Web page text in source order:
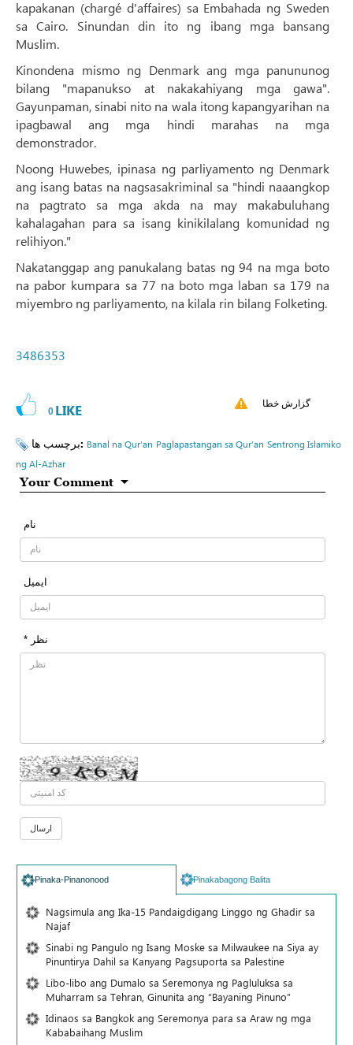
kapakanan (chargé d'affaires) sa Embahada ng Sweden
sa Cairo. Sinundan din ito ng ibang mga bansang
Muslim.
Kinondena mismo ng Denmark ang mga panununog
bilang "mapanukso at nakakahiyang mga gawa".
Gayunpaman, sinabi nito na wala itong kapangyarihan na
ipagbawal ang mga hindi marahas na mga
demonstrador.
Noong Huwebes, ipinasa ng parliyamento ng Denmark
ang isang batas na nagsasakriminal sa "hindi naaangkop
na pagtrato sa mga akda na may makabuluhang
kahalagahan para sa isang kinikilalang komunidad ng
relihiyon."
Nakatanggap ang panukalang batas ng 94 na mga boto
na pabor kumpara sa 77 na boto mga laban sa 179 na
miyembro ng parliyamento, na kilala rin bilang Folketing.
3486353
0 LIKE گزارش خطا
برچسب ها: Banal na Qur’an Paglapastangan sa Qur’an Sentrong Islamiko
ng Al-Azhar
Your Comment
نام
ایمیل
* نظر
Pinaka-Pinanonood Pinakabagong Balita
Nagsimula ang Ika-15 Pandaigdigang Linggo ng Ghadir sa
Najaf
Sinabi ng Pangulo ng Isang Moske sa Milwaukee na Siya ay
Pinuntirya Dahil sa Kanyang Pagsuporta sa Palestine
Libo-libo ang Dumalo sa Seremonya ng Pagluluksa sa
Muharram sa Tehran, Ginunita ang “Bayaning Pinuno”
Idinaos sa Bangkok ang Seremonya para sa Araw ng mga
Kababaihang Muslim